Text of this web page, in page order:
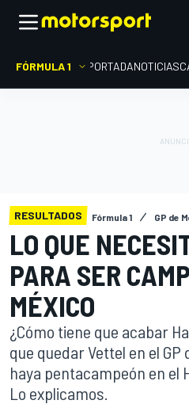
FÓRMULA 1 PORTADANOTICIAS
RESULTADOS Fórmula 1 GP de
LO QUE
PARA SER
MÉXICO
¿Cómo tiene que acabar
que quedar Vettel en el GP
haya pentacampeón en el
Lo explicamos.